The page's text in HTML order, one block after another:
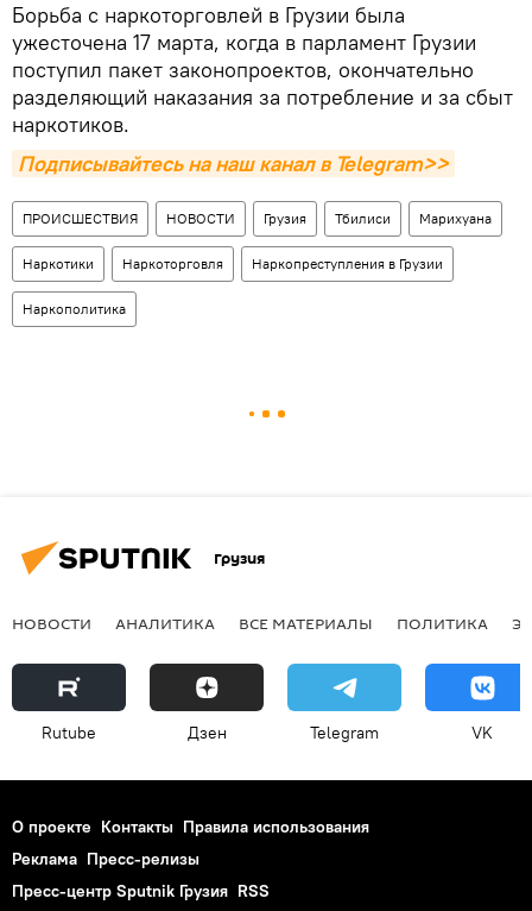
Борьба с наркоторговлей в Грузии была
ужесточена 17 марта, когда в парламент Грузии
поступил пакет законопроектов, окончательно
разделяющий наказания за потребление и за сбыт
наркотиков.
Подписывайтесь на наш канал в Telegram>>
ПРОИСШЕСТВИЯ НОВОСТИ Грузия Тбилиси Марихуана
Наркотики Наркоторговля Наркопреступления в Грузии
Наркополитика
Грузия
НОВОСТИ АНАЛИТИКА ВСЕ МАТЕРИАЛЫ ПОЛИТИКА
Rutube Дзен Telegram VK
О проекте Контакты Правила использования
Реклама Пресс-релизы
Пресс-центр Sputnik Грузия RSS